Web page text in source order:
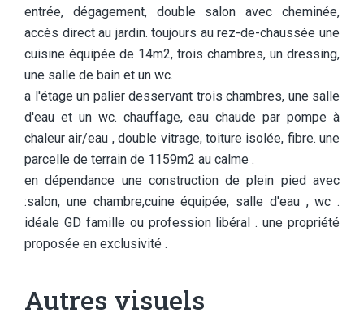
entrée, dégagement, double salon avec cheminée,
accès direct au jardin. toujours au rez-de-chaussée une
cuisine équipée de 14m2, trois chambres, un dressing,
une salle de bain et un wc.
a l'étage un palier desservant trois chambres, une salle
d'eau et un wc. chauffage, eau chaude par pompe à
chaleur air/eau , double vitrage, toiture isolée, fibre. une
parcelle de terrain de 1159m2 au calme .
en dépendance une construction de plein pied avec
:salon, une chambre,cuine équipée, salle d'eau , wc .
idéale GD famille ou profession libéral . une propriété
proposée en exclusivité .
Autres visuels